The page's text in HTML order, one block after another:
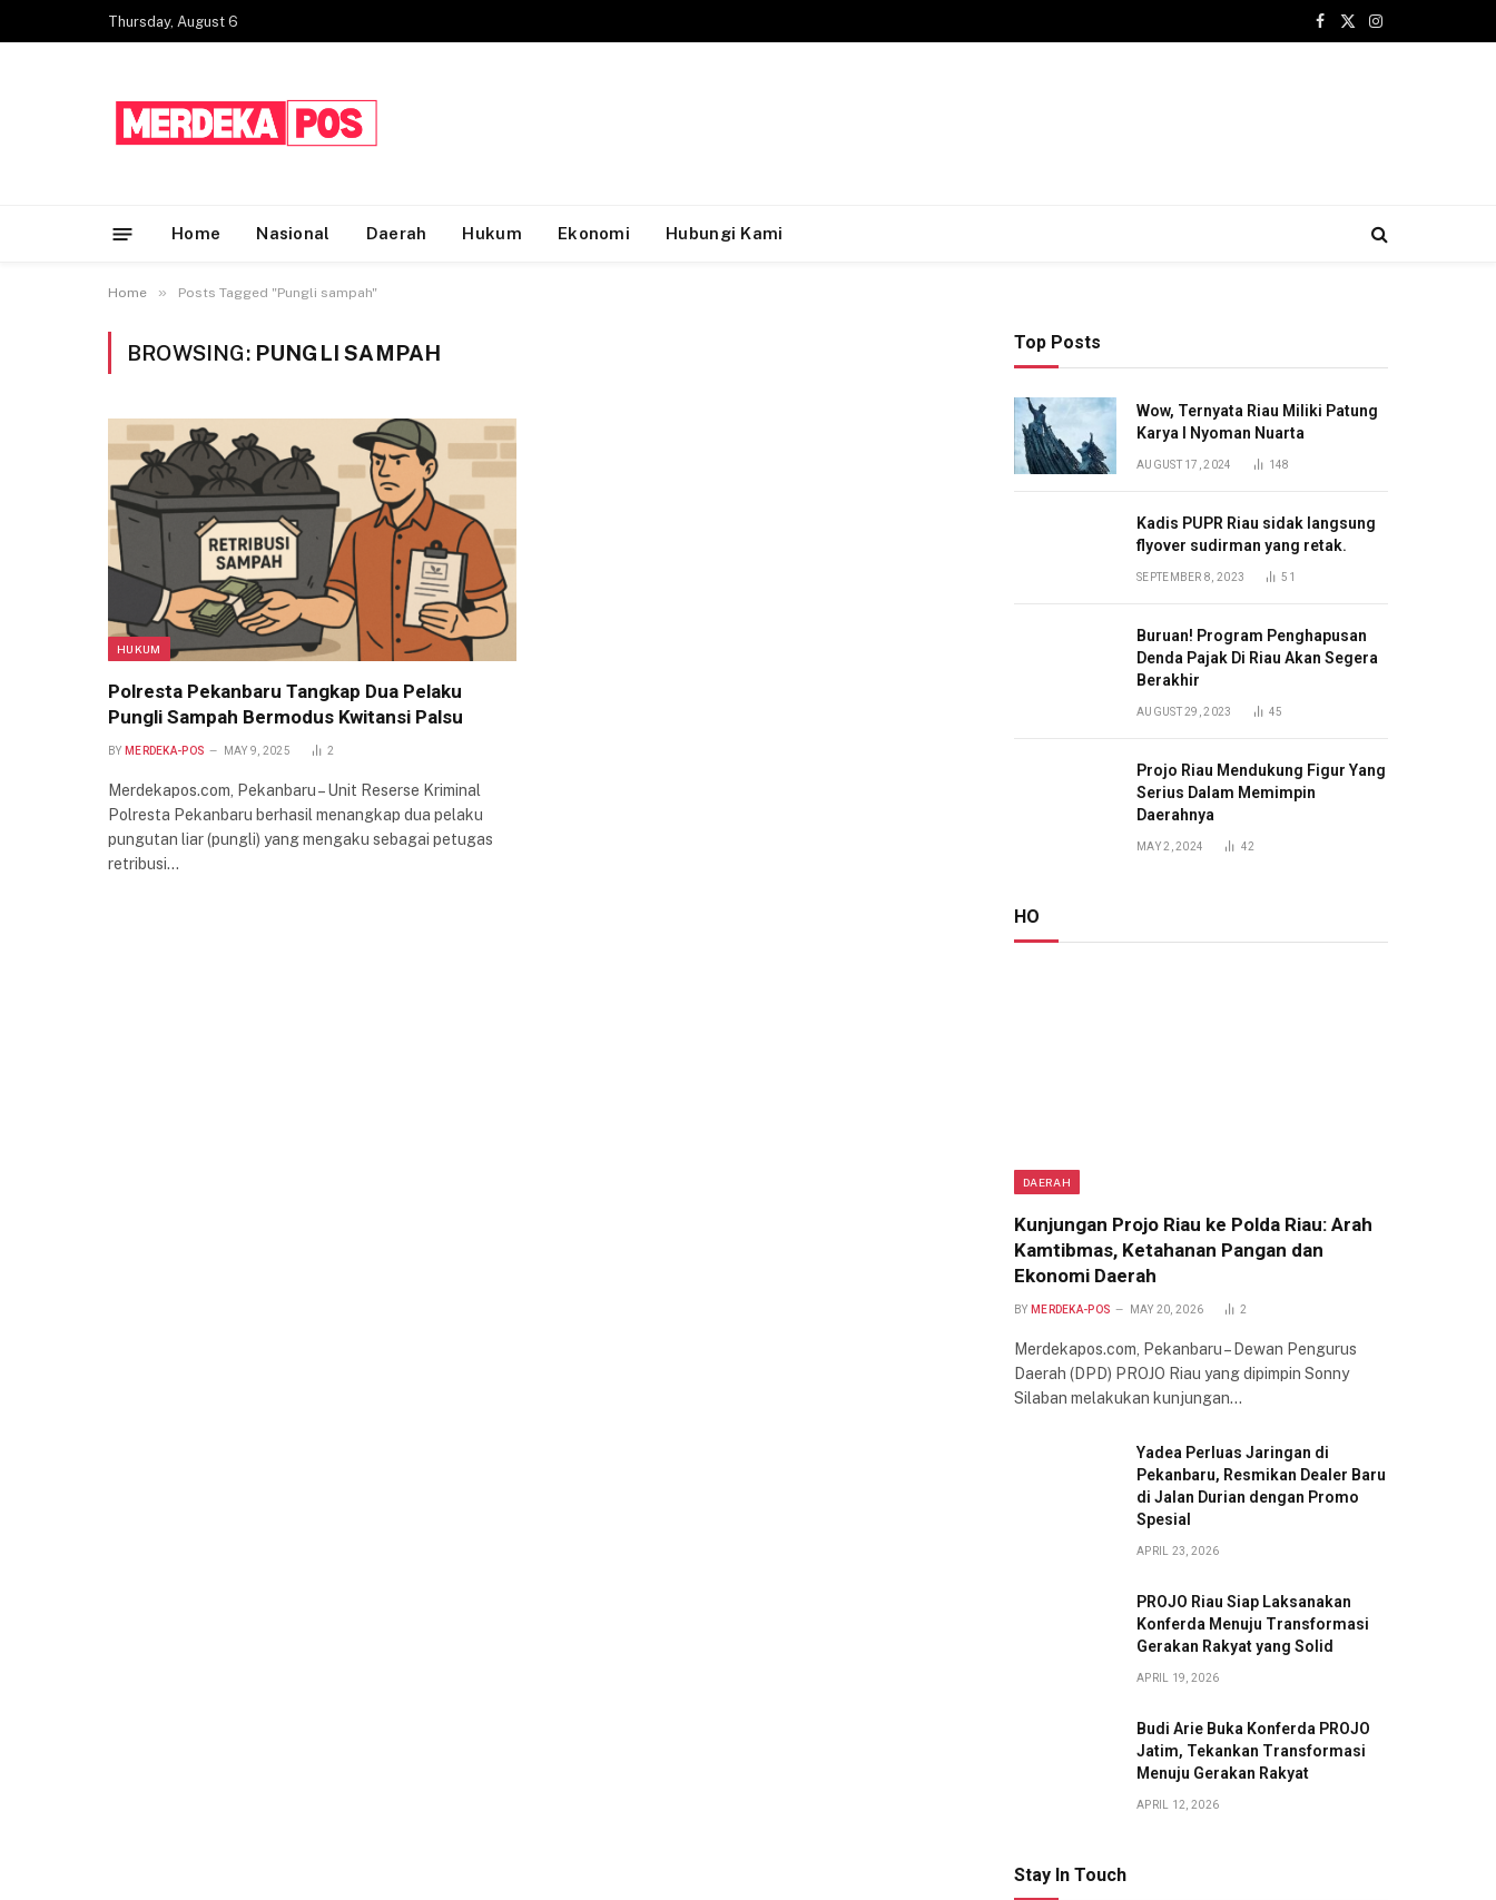
Thursday, August 6
Facebook
X
Instagram
Home Nasional Daerah Hukum Ekonomi Hubungi Kami
Home » Posts Tagged "Pungli sampah"
BROWSING: PUNGLI SAMPAH
HUKUM
Polresta Pekanbaru Tangkap Dua Pelaku
Pungli Sampah Bermodus Kwitansi Palsu
BY MERDEKA-POS MAY 9, 2025 2
Merdekapos.com, Pekanbaru – Unit Reserse Kriminal
Polresta Pekanbaru berhasil menangkap dua pelaku
pungutan liar (pungli) yang mengaku sebagai petugas
retribusi…
Top Posts
Wow, Ternyata Riau Miliki Patung
Karya I Nyoman Nuarta
AUGUST 17, 2024 148
Kadis PUPR Riau sidak langsung
flyover sudirman yang retak.
SEPTEMBER 8, 2023 51
Buruan! Program Penghapusan
Denda Pajak Di Riau Akan Segera
Berakhir
AUGUST 29, 2023 45
Projo Riau Mendukung Figur Yang
Serius Dalam Memimpin
Daerahnya
MAY 2, 2024 42
HO
DAERAH
Kunjungan Projo Riau ke Polda Riau: Arah
Kamtibmas, Ketahanan Pangan dan
Ekonomi Daerah
BY MERDEKA-POS MAY 20, 2026 2
Merdekapos.com, Pekanbaru – Dewan Pengurus
Daerah (DPD) PROJO Riau yang dipimpin Sonny
Silaban melakukan kunjungan…
Yadea Perluas Jaringan di
Pekanbaru, Resmikan Dealer Baru
di Jalan Durian dengan Promo
Spesial
APRIL 23, 2026
PROJO Riau Siap Laksanakan
Konferda Menuju Transformasi
Gerakan Rakyat yang Solid
APRIL 19, 2026
Budi Arie Buka Konferda PROJO
Jatim, Tekankan Transformasi
Menuju Gerakan Rakyat
APRIL 12, 2026
Stay In Touch